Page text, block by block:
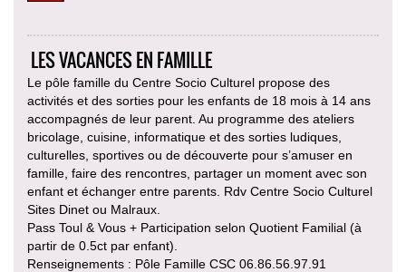
LES VACANCES EN FAMILLE
Le pôle famille du Centre Socio Culturel propose des
activités et des sorties pour les enfants de 18 mois à 14 ans
accompagnés de leur parent. Au programme des ateliers
bricolage, cuisine, informatique et des sorties ludiques,
culturelles, sportives ou de découverte pour s’amuser en
famille, faire des rencontres, partager un moment avec son
enfant et échanger entre parents. Rdv Centre Socio Culturel
Sites Dinet ou Malraux.
Pass Toul & Vous + Participation selon Quotient Familial (à
partir de 0.5ct par enfant).
Renseignements : Pôle Famille CSC 06.86.56.97.91